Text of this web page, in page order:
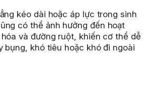
kéo dài hoặc áp lực trong sinh
có thể ảnh hưởng đến hoạt
và đường ruột, khiến cơ thể dễ
bụng, khó tiêu hoặc khó đi ngoài